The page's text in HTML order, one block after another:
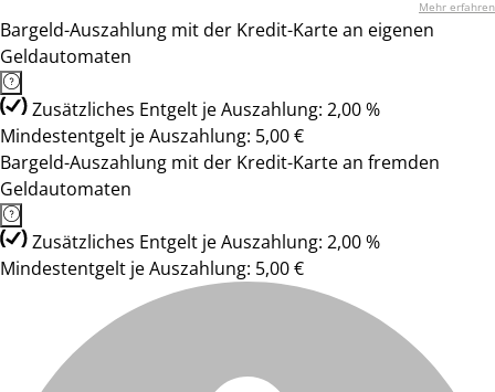
Mehr erfahren
Bargeld-Auszahlung mit der Kredit-Karte an eigenen
Geldautomaten
Zusätzliches Entgelt je Auszahlung: 2,00 %
Mindestentgelt je Auszahlung: 5,00 €
Bargeld-Auszahlung mit der Kredit-Karte an fremden
Geldautomaten
Zusätzliches Entgelt je Auszahlung: 2,00 %
Mindestentgelt je Auszahlung: 5,00 €